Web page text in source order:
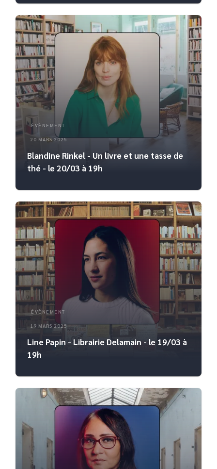
ÉVÈNEMENT
20 MARS 2025
Blandine Rinkel - Un livre et une tasse de
thé - le 20/03 à 19h
ÉVÈNEMENT
19 MARS 2025
Line Papin - Librairie Delamain - le 19/03 à
19h